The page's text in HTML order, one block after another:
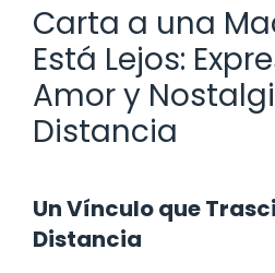
Carta a una
Está Lejos:
Amor y
Distancia
Un Vínculo que
Distancia